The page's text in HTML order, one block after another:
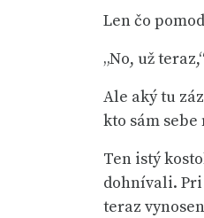
Len čo
„No, už
Ale aký tu
kto sám
Ten istý
dohnívali.
teraz